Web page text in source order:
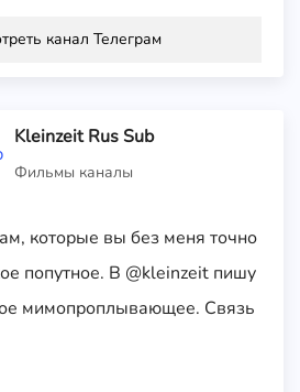
канал Телеграм
Kleinzeit Rus Sub
Фильмы каналы
которые вы без меня точно
попутное. В @kleinzeit пишу
мимопроплывающее. Связь